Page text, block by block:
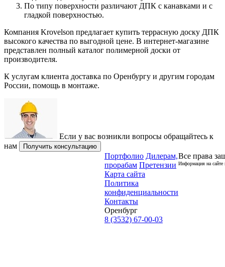
По типу поверхности различают ДПК с канавками и с
гладкой поверхностью.
Компания Krovelson предлагает купить террасную доску ДПК
высокого качества по выгодной цене. В интернет-магазине
представлен полный каталог полимерной доски от
производителя.
К услугам клиента доставка по Оренбургу и другим городам
России, помощь в монтаже.
Если у вас возникли вопросы обращайтесь к
нам
Получить консультацию
Портфолио Дилерам,
прорабам Претензии
Карта сайта
Политика
конфиденциальности
Контакты
Оренбург
8 (3532) 67-00-03
Все права
Информация на сайте